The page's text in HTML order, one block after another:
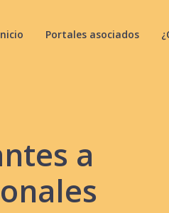
Portales asociados
a